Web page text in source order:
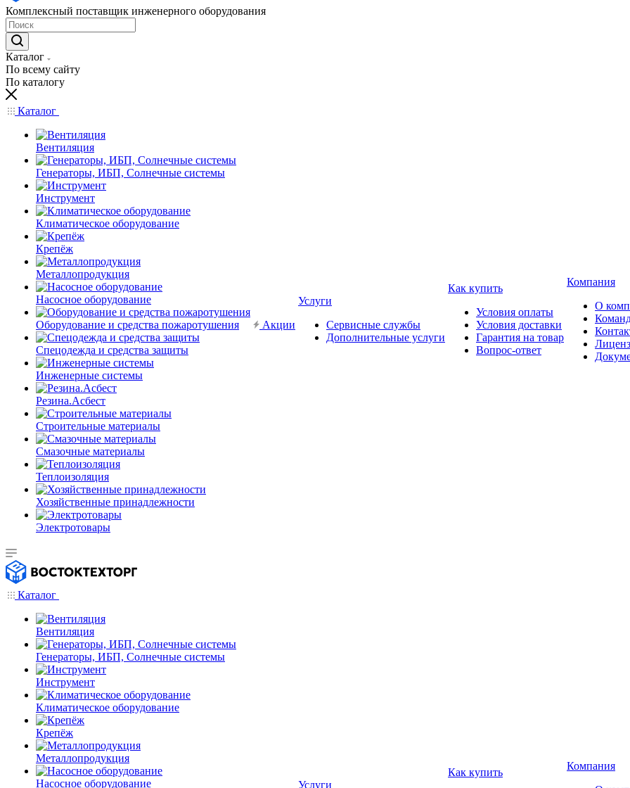
Комплексный поставщик инженерного оборудования
Каталог
По всему сайту
По каталогу
Каталог
Вентиляция
Генераторы, ИБП, Солнечные системы
Инструмент
Климатическое оборудование
Крепёж
Металлопродукция
Насосное оборудование
Оборудование и средства пожаротушения
Спецодежда и средства защиты
Инженерные системы
Резина.Асбест
Строительные материалы
Смазочные материалы
Теплоизоляция
Хозяйственные принадлежности
Электротовары
Акции
Услуги
Сервисные службы
Дополнительные услуги
Как купить
Условия оплаты
Условия доставки
Гарантия на товар
Вопрос-ответ
Компания
О
Каталог
Вентиляция
Генераторы, ИБП, Солнечные системы
Инструмент
Климатическое оборудование
Крепёж
Металлопродукция
Насосное оборудование
Услуги
Как купить
Компания